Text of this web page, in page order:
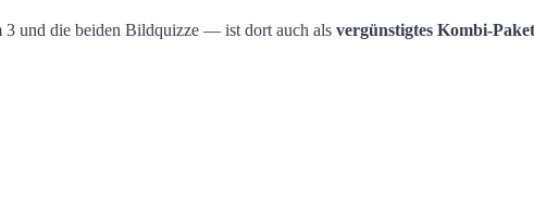
3 und die beiden Bildquizze — ist dort auch als vergünstigtes Kombi-Paket